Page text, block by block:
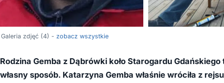
Galeria zdjęć (4) - zobacz wszystkie
Rodzina Gemba z Dąbrówki koło Starogardu
własny sposób. Katarzyna Gemba właśnie wróciła z